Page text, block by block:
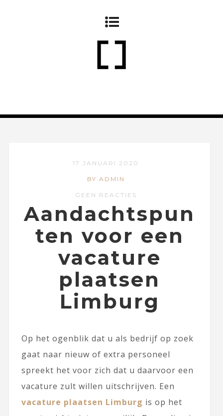
17 JANUARI 2020
BY ADMIN
GEEN REACTIES
Aandachtspun
ten voor een
vacature
plaatsen
Limburg
Op het ogenblik dat u als bedrijf op zoek
gaat naar nieuw of extra personeel
spreekt het voor zich dat u daarvoor een
vacature zult willen uitschrijven. Een
vacature plaatsen Limburg is op het